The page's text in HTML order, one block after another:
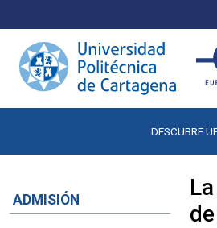
DESCUBRE
ADMISIÓN